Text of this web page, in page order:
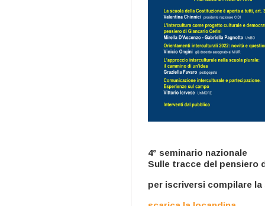
4° seminario nazionale
Sulle tracce del pensiero
per iscriversi compilare la